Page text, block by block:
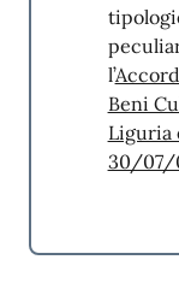
l’
Beni
Liguria
30/07/